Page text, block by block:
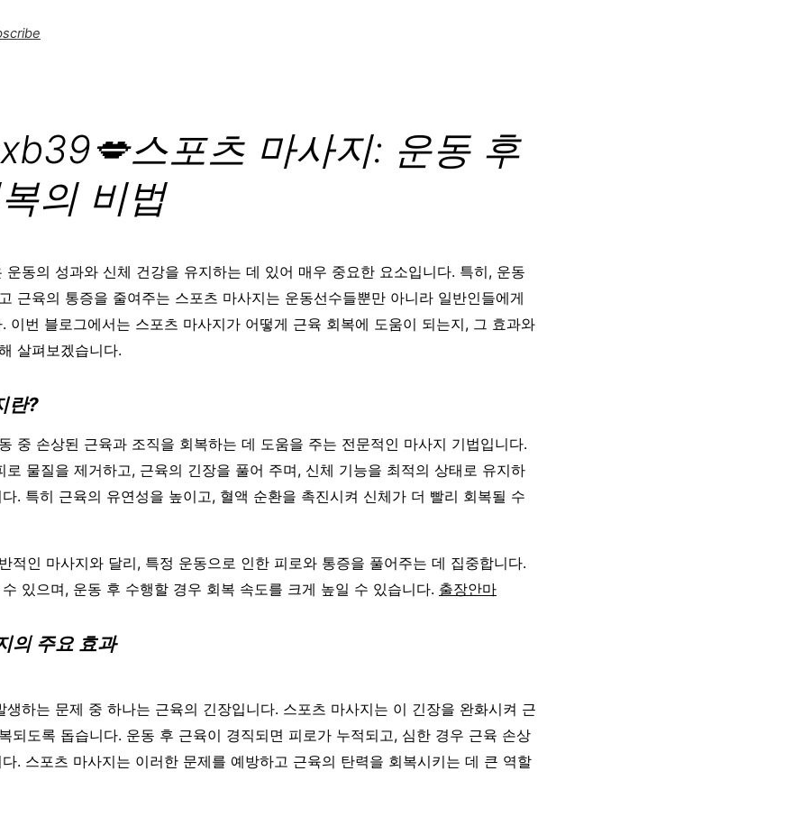
스포츠 마사지: 운동 후
의 비법
운동의 성과와 신체 건강을 유지하는 데 있어 매우 중요한 요소입니다. 특히, 운동
근육의 통증을 줄여주는 스포츠 마사지는 운동선수들뿐만 아니라 일반인들에게
이번 블로그에서는 스포츠 마사지가 어떻게 근육 회복에 도움이 되는지, 그 효과와
살펴보겠습니다.
란?
중 손상된 근육과 조직을 회복하는 데 도움을 주는 전문적인 마사지 기법입니다.
로 물질을 제거하고, 근육의 긴장을 풀어 주며, 신체 기능을 최적의 상태로 유지하
. 특히 근육의 유연성을 높이고, 혈액 순환을 촉진시켜 신체가 더 빨리 회복될 수
적인 마사지와 달리, 특정 운동으로 인한 피로와 통증을 풀어주는 데 집중합니다.
있으며, 운동 후 수행할 경우 회복 속도를 크게 높일 수 있습니다. 출장안마
의 주요 효과
생하는 문제 중 하나는 근육의 긴장입니다. 스포츠 마사지는 이 긴장을 완화시켜 근
되도록 돕습니다. 운동 후 근육이 경직되면 피로가 누적되고, 심한 경우 근육 손상
. 스포츠 마사지는 이러한 문제를 예방하고 근육의 탄력을 회복시키는 데 큰 역할